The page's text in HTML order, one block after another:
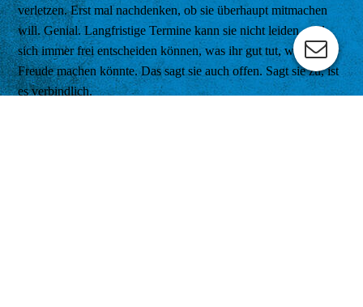
verletzen. Erst mal nachdenken, ob sie überhaupt mitmachen
will. Genial. Langfristige Termine kann sie nicht leiden, will
sich immer frei entscheiden können, was ihr gut tut, was ihr
Freude machen könnte. Das sagt sie auch offen. Sagt sie zu, ist
es verbindlich.